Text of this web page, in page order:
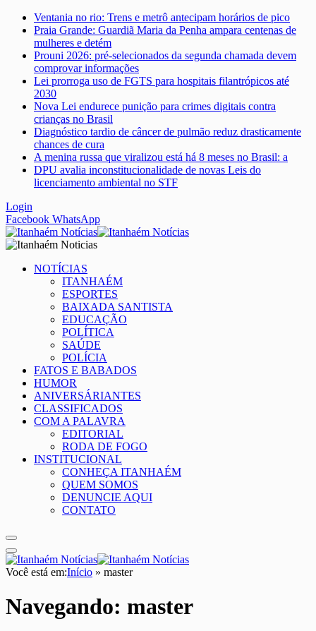
Ventania no rio: Trens e metrô antecipam horários de pico
Praia Grande: Guardiã Maria da Penha ampara centenas de
mulheres e detém
Prouni 2026: pré-selecionados da segunda chamada devem
comprovar informações
Lei prorroga uso de FGTS para hospitais filantrópicos até
2030
Nova Lei endurece punição para crimes digitais contra
crianças no Brasil
Diagnóstico tardio de câncer de pulmão reduz drasticamente
chances de cura
A menina russa que viralizou está há 8 meses no Brasil: a
DPU avalia inconstitucionalidade de novas Leis do
licenciamento ambiental no STF
Login
Facebook WhatsApp
NOTÍCIAS
ITANHAÉM
ESPORTES
BAIXADA SANTISTA
EDUCAÇÃO
POLÍTICA
SAÚDE
POLÍCIA
FATOS E BABADOS
HUMOR
ANIVERSÁRIANTES
CLASSIFICADOS
COM A PALAVRA
EDITORIAL
RODA DE FOGO
INSTITUCIONAL
CONHEÇA ITANHAÉM
QUEM SOMOS
DENUNCIE AQUI
CONTATO
Você está em:Início » master
Navegando: master